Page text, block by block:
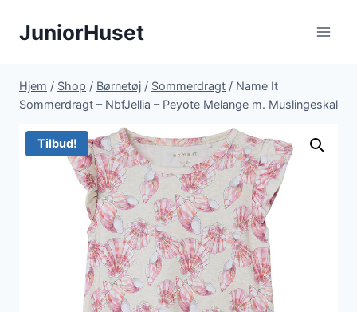
JuniorHuset
Hjem / Shop / Børnetøj / Sommerdragt / Name It
Sommerdragt – NbfJellia – Peyote Melange m. Muslingeskal
Tilbud!